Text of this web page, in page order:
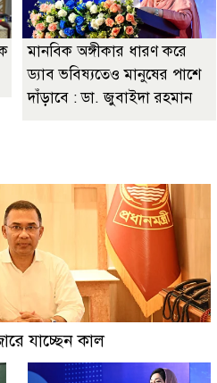
মানবিক অঙ্গীকার ধারণ করে
ড্যাব ভবিষ্যতেও মানুষের পাশে
দাঁড়াবে : ডা. জুবাইদা রহমান
যাচ্ছেন কাল